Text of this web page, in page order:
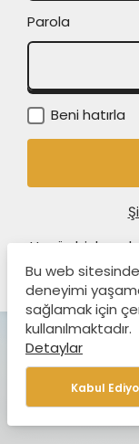
Parola
Beni hatırla
Henüz bir
Bu web
deneyimi
sağlamak için
kullanılmaktadır.
Detaylar
Kabul